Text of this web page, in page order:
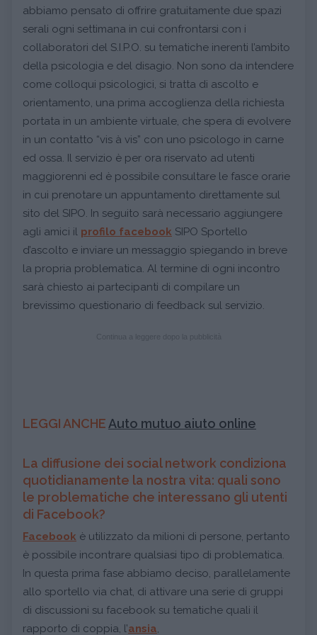
abbiamo pensato di offrire gratuitamente due spazi
serali ogni settimana in cui confrontarsi con i
collaboratori del S.I.P.O. su tematiche inerenti l’ambito
della psicologia e del disagio. Non sono da intendere
come colloqui psicologici, si tratta di ascolto e
orientamento, una prima accoglienza della richiesta
portata in un ambiente virtuale, che spera di evolvere
in un contatto “vis à vis” con uno psicologo in carne
ed ossa. Il servizio è per ora riservato ad utenti
maggiorenni ed è possibile consultare le fasce orarie
in cui prenotare un appuntamento direttamente sul
sito del SIPO. In seguito sarà necessario aggiungere
agli amici il profilo facebook SIPO Sportello
d’ascolto e inviare un messaggio spiegando in breve
la propria problematica. Al termine di ogni incontro
sarà chiesto ai partecipanti di compilare un
brevissimo questionario di feedback sul servizio.
LEGGI ANCHE Auto mutuo aiuto online
La diffusione dei social network condiziona
quotidianamente la nostra vita: quali sono
le problematiche che interessano gli utenti
di Facebook?
Facebook è utilizzato da milioni di persone, pertanto
è possibile incontrare qualsiasi tipo di problematica.
In questa prima fase abbiamo deciso, parallelamente
allo sportello via chat, di attivare una serie di gruppi
di discussioni su facebook su tematiche quali il
rapporto di coppia, l’ansia,